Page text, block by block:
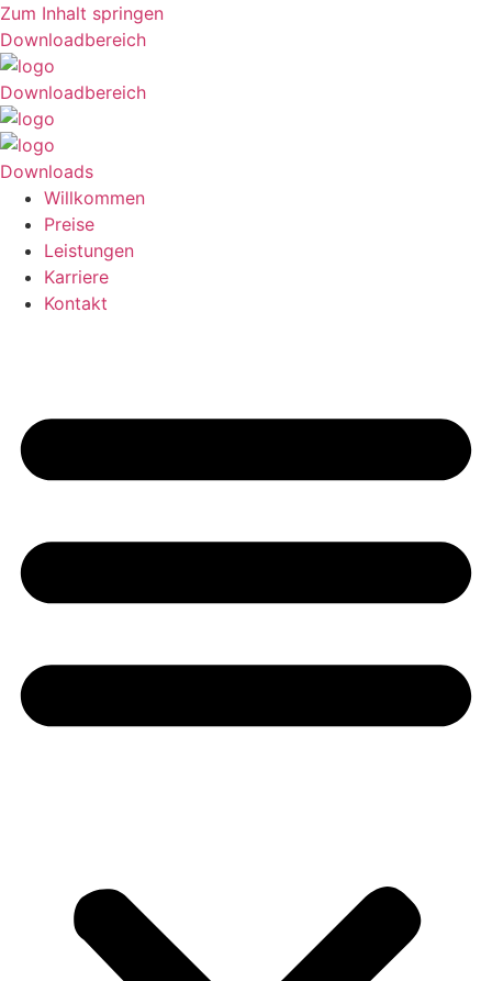
Zum Inhalt springen
Downloadbereich
Downloadbereich
Downloads
Willkommen
Preise
Leistungen
Karriere
Kontakt